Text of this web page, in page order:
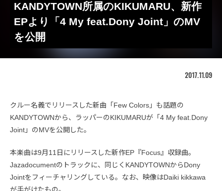
KANDYTOWN所属のKIKUMARU、新作
EPより「4 My feat.Dony Joint」のMV
を公開
2017.11.09
クルー名義でリリースした新曲「Few Colors」も話題の
KANDYTOWNから、ラッパーのKIKUMARUが「4 My feat.Dony
Joint」のMVを公開した。
本楽曲は9月11日にリリースした新作EP『Focus』収録曲。
Jazadocumentのトラックに、同じくKANDYTOWNからDony
Jointをフィーチャリングしている。なお、映像はDaiki kikkawa